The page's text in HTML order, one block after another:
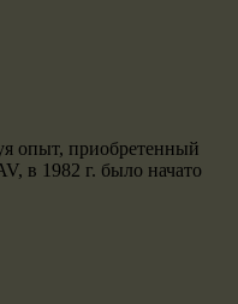
опыт, приобретенный
в 1982 г. было начато